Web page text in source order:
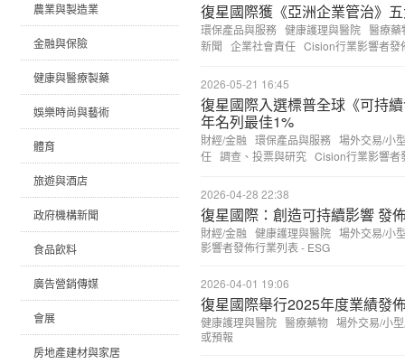
農業與製造業
金融與保險
健康與醫療製藥
娛樂時尚與藝術
體育
旅遊與酒店
政府機構新聞
食品飲料
廣告營銷傳媒
會展
房地產建材與家居
復星國際獲《亞洲企業管治》
環保產品與服務 健康護理與醫院 醫療藥
新聞 企業社會責任 Cision行業影響者發
2026-05-21 16:45
復星國際入選標普全球《可持
年名列最佳1%
財經/金融 環保產品與服務 場外交易/小
任 調查、投票與研究 Cision行業影響者
2026-04-28 22:38
復星國際：創造可持續影響 發
財經/金融 健康護理與醫院 場外交易/小
影響者發佈行業列表 - ESG
2026-04-01 19:06
復星國際舉行2025年度業績發
健康護理與醫院 醫療藥物 場外交易/小
或預報